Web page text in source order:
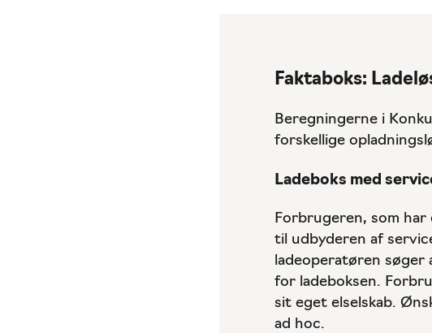
Faktaboks:
Beregningerne i
forskellige
Ladeboks med
Forbrugeren, som
til udbyderen af
ladeoperatøren
for ladeboksen.
sit eget elselskab.
ad hoc.